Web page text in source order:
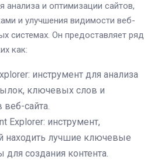
и оптимизации сайтов,
и улучшения видимости веб-
системах. Он предоставляет ряд
как:
инструмент для анализа
ключевых слов и
веб-сайта.
Explorer: инструмент,
находить лучшие ключевые
для создания контента.